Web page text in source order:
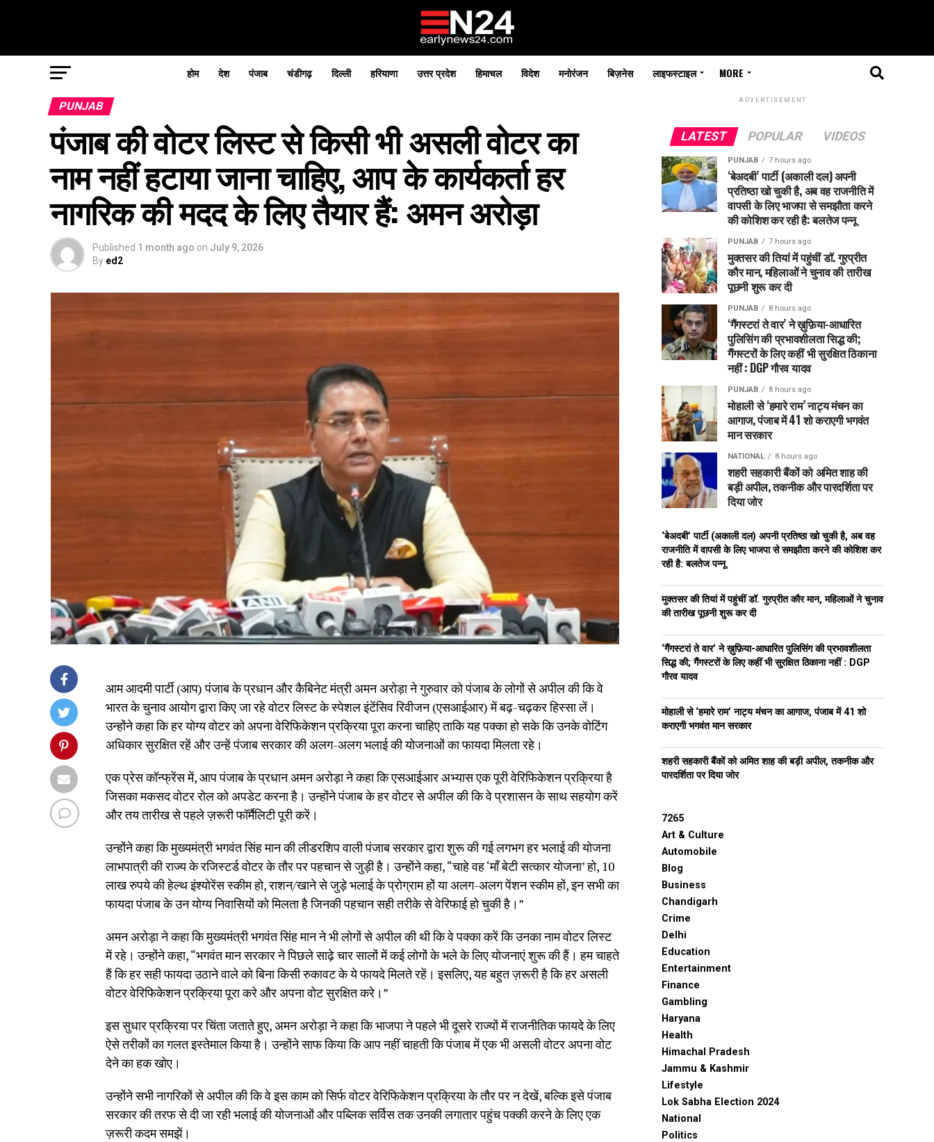
होम देश पंजाब चंडीगढ़ दिल्ली हरियाणा उत्तर प्रदेश हिमाचल विदेश मनोरंजन बिज़नेस लाइफस्टाइल MORE
PUNJAB
पंजाब की वोटर लिस्ट से किसी भी असली वोटर का
नाम नहीं हटाया जाना चाहिए, आप के कार्यकर्ता हर
नागरिक की मदद के लिए तैयार हैं: अमन अरोड़ा
Published 1 month ago on July 9, 2026
By ed2
आम आदमी पार्टी (आप) पंजाब के प्रधान और कैबिनेट मंत्री अमन अरोड़ा ने गुरुवार को पंजाब के लोगों से अपील की कि वे
भारत के चुनाव आयोग द्वारा किए जा रहे वोटर लिस्ट के स्पेशल इंटेंसिव रिवीजन (एसआईआर) में बढ़-चढ़कर हिस्सा लें।
उन्होंने कहा कि हर योग्य वोटर को अपना वेरिफिकेशन प्रक्रिया पूरा करना चाहिए ताकि यह पक्का हो सके कि उनके वोटिंग
अधिकार सुरक्षित रहें और उन्हें पंजाब सरकार की अलग-अलग भलाई की योजनाओं का फायदा मिलता रहे।
एक प्रेस कॉन्फ्रेंस में, आप पंजाब के प्रधान अमन अरोड़ा ने कहा कि एसआईआर अभ्यास एक पूरी वेरिफिकेशन प्रक्रिया है
जिसका मकसद वोटर रोल को अपडेट करना है। उन्होंने पंजाब के हर वोटर से अपील की कि वे प्रशासन के साथ सहयोग करें
और तय तारीख से पहले ज़रूरी फॉर्मैलिटी पूरी करें।
उन्होंने कहा कि मुख्यमंत्री भगवंत सिंह मान की लीडरशिप वाली पंजाब सरकार द्वारा शुरू की गई लगभग हर भलाई की योजना
लाभपात्री की राज्य के रजिस्टर्ड वोटर के तौर पर पहचान से जुड़ी है। उन्होंने कहा, “चाहे वह ‘माँ बेटी सत्कार योजना’ हो, 10
लाख रुपये की हेल्थ इंश्योरेंस स्कीम हो, राशन/खाने से जुड़े भलाई के प्रोग्राम हों या अलग-अलग पेंशन स्कीम हों, इन सभी का
फायदा पंजाब के उन योग्य निवासियों को मिलता है जिनकी पहचान सही तरीके से वेरिफाई हो चुकी है।”
अमन अरोड़ा ने कहा कि मुख्यमंत्री भगवंत सिंह मान ने भी लोगों से अपील की थी कि वे पक्का करें कि उनका नाम वोटर लिस्ट
में रहे। उन्होंने कहा, “भगवंत मान सरकार ने पिछले साढ़े चार सालों में कई लोगों के भले के लिए योजनाएं शुरू की हैं। हम चाहते
हैं कि हर सही फायदा उठाने वाले को बिना किसी रुकावट के ये फायदे मिलते रहें। इसलिए, यह बहुत ज़रूरी है कि हर असली
वोटर वेरिफिकेशन प्रक्रिया पूरा करे और अपना वोट सुरक्षित करे।”
इस सुधार प्रक्रिया पर चिंता जताते हुए, अमन अरोड़ा ने कहा कि भाजपा ने पहले भी दूसरे राज्यों में राजनीतिक फायदे के लिए
ऐसे तरीकों का गलत इस्तेमाल किया है। उन्होंने साफ किया कि आप नहीं चाहती कि पंजाब में एक भी असली वोटर अपना वोट
देने का हक खोए।
उन्होंने सभी नागरिकों से अपील की कि वे इस काम को सिर्फ वोटर वेरिफिकेशन प्रक्रिया के तौर पर न देखें, बल्कि इसे पंजाब
सरकार की तरफ से दी जा रही भलाई की योजनाओं और पब्लिक सर्विस तक उनकी लगातार पहुंच पक्की करने के लिए एक
ज़रूरी कदम समझें।
ADVERTISEMENT
LATEST POPULAR VIDEOS
PUNJAB 7 hours ago
‘बेअदबी’ पार्टी (अकाली दल) अपनी
प्रतिष्ठा खो चुकी है, अब वह राजनीति में
वापसी के लिए भाजपा से समझौता करने
की कोशिश कर रही है: बलतेज पन्नू
PUNJAB 7 hours ago
मुक्तसर की तियां में पहुंचीं डॉ. गुरप्रीत
कौर मान, महिलाओं ने चुनाव की तारीख
पूछनी शुरू कर दी
PUNJAB 8 hours ago
‘गैंगस्टरां ते वार’ ने ख़ुफ़िया-आधारित
पुलिसिंग की प्रभावशीलता सिद्ध की;
गैंगस्टरों के लिए कहीं भी सुरक्षित ठिकाना
नहीं : DGP गौरव यादव
PUNJAB 8 hours ago
मोहाली से ‘हमारे राम’ नाट्य मंचन का
आगाज, पंजाब में 41 शो कराएगी भगवंत
मान सरकार
NATIONAL 8 hours ago
शहरी सहकारी बैंकों को अमित शाह की
बड़ी अपील, तकनीक और पारदर्शिता पर
दिया जोर
‘बेअदबी’ पार्टी (अकाली दल) अपनी प्रतिष्ठा खो चुकी है, अब वह
राजनीति में वापसी के लिए भाजपा से समझौता करने की कोशिश कर
रही है: बलतेज पन्नू
मुक्तसर की तियां में पहुंचीं डॉ. गुरप्रीत कौर मान, महिलाओं ने चुनाव
की तारीख पूछनी शुरू कर दी
‘गैंगस्टरां ते वार’ ने ख़ुफ़िया-आधारित पुलिसिंग की प्रभावशीलता
सिद्ध की; गैंगस्टरों के लिए कहीं भी सुरक्षित ठिकाना नहीं : DGP
गौरव यादव
मोहाली से ‘हमारे राम’ नाट्य मंचन का आगाज, पंजाब में 41 शो
कराएगी भगवंत मान सरकार
शहरी सहकारी बैंकों को अमित शाह की बड़ी अपील, तकनीक और
पारदर्शिता पर दिया जोर
7265
Art & Culture
Automobile
Blog
Business
Chandigarh
Crime
Delhi
Education
Entertainment
Finance
Gambling
Haryana
Health
Himachal Pradesh
Jammu & Kashmir
Lifestyle
Lok Sabha Election 2024
National
Politics